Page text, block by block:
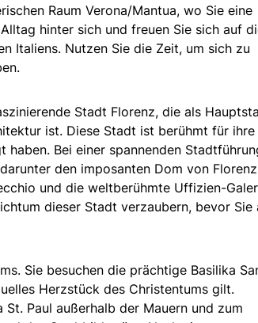
Raum Verona/Mantua, wo Sie eine
hinter sich und freuen Sie sich auf
Italiens. Nutzen Sie die Zeit, um sich zu
Stadt Florenz, die als
ist. Diese Stadt ist berühmt für ihre
Bei einer spannenden
den imposanten Dom von
und die weltberühmte Uffizien-
dieser Stadt verzaubern, bevor Sie
Sie besuchen die prächtige Basilika
Herzstück des Christentums gilt.
Paul außerhalb der Mauern und zum